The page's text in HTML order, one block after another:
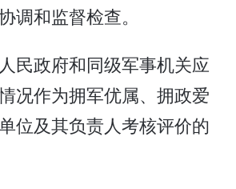
调和监督检查。
民政府和同级军事机关应
况作为拥军优属、拥政爱
位及其负责人考核评价的